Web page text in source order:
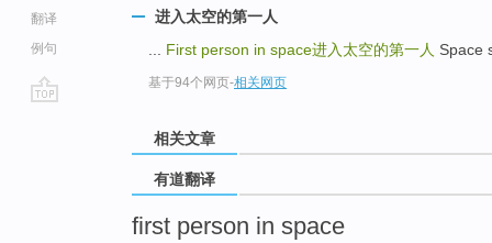
翻译
例句
进入太空的第一人
First person in space进入太空的第一人 Space
基于94个网页-相关网页
相关文章
有道翻译
first person in space